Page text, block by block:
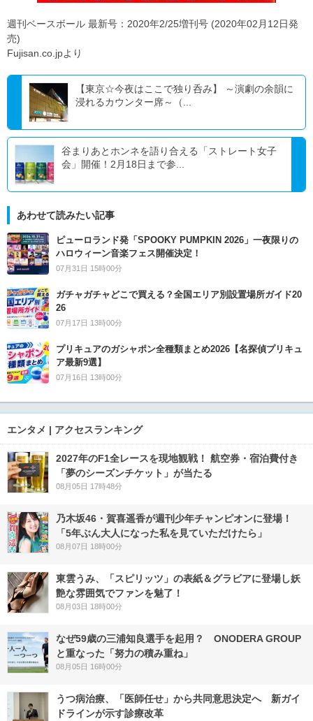
週刊ベースボール 最新号：2020年2/25増刊号 (2020年02月12日発
売)
Fujisan.co.jpより
【東京☆今夜はここで独り呑み】 ～演劇の余韻に
浸れるカウンター席～（...
谷まりあとホンネを語り合える「ストレート女子
会」開催！2月18日まで参...
あわせて読みたい記事
ピューロランド発「SPOOKY PUMPKIN 2026」一夜限りの
ハロウィーン音楽フェス開催決定！
07月31日 15時00分
ガチャガチャどこで買える？全国エリア別設置場所ガイド20
26
07月17日 13時00分
プリキュアのガシャポン全種類まとめ2026【名探偵プリキュ
ア最新9選】
07月16日 13時00分
エンタメ | アクセスランキング
2027年のF1全レースを現地観戦！ 航空券・宿泊費付き
「夢のシーズンチケット」が当たる
08月05日 17時48分
乃木坂46・賀喜遥香が週刊少年チャンピオンに登場！
「5年ぶん大人になった私を見ていただけたら」
08月07日 18時00分
東雲うみ、「スピリッツ」の表紙＆グラビアに登場し妖
艶な雰囲気でファンを魅了！
08月03日 18時00分
なぜ59歳の三浦知良選手を起用？ ONODERA GROUP
と重なった「努力の積み重ね」
08月05日 16時00分
うつ病治療、「医師任せ」から共同意思決定へ 新ガイ
ドラインが示す診療改革